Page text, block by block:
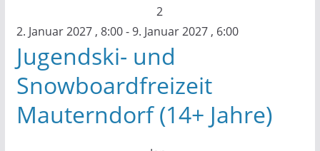
2
2. Januar 2027 , 8:00-9. Januar 2027 , 6:00
Jugendski- und
Snowboardfreizeit
Mauterndorf (14+ Jahre)